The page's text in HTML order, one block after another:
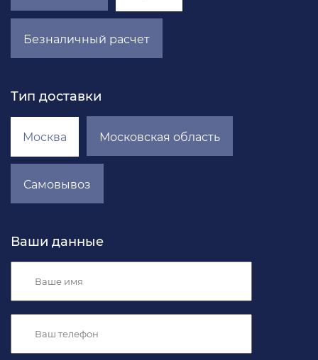
Безналичный расчет
Тип доставки
Москва Московская область
Самовывоз
Ваши данные